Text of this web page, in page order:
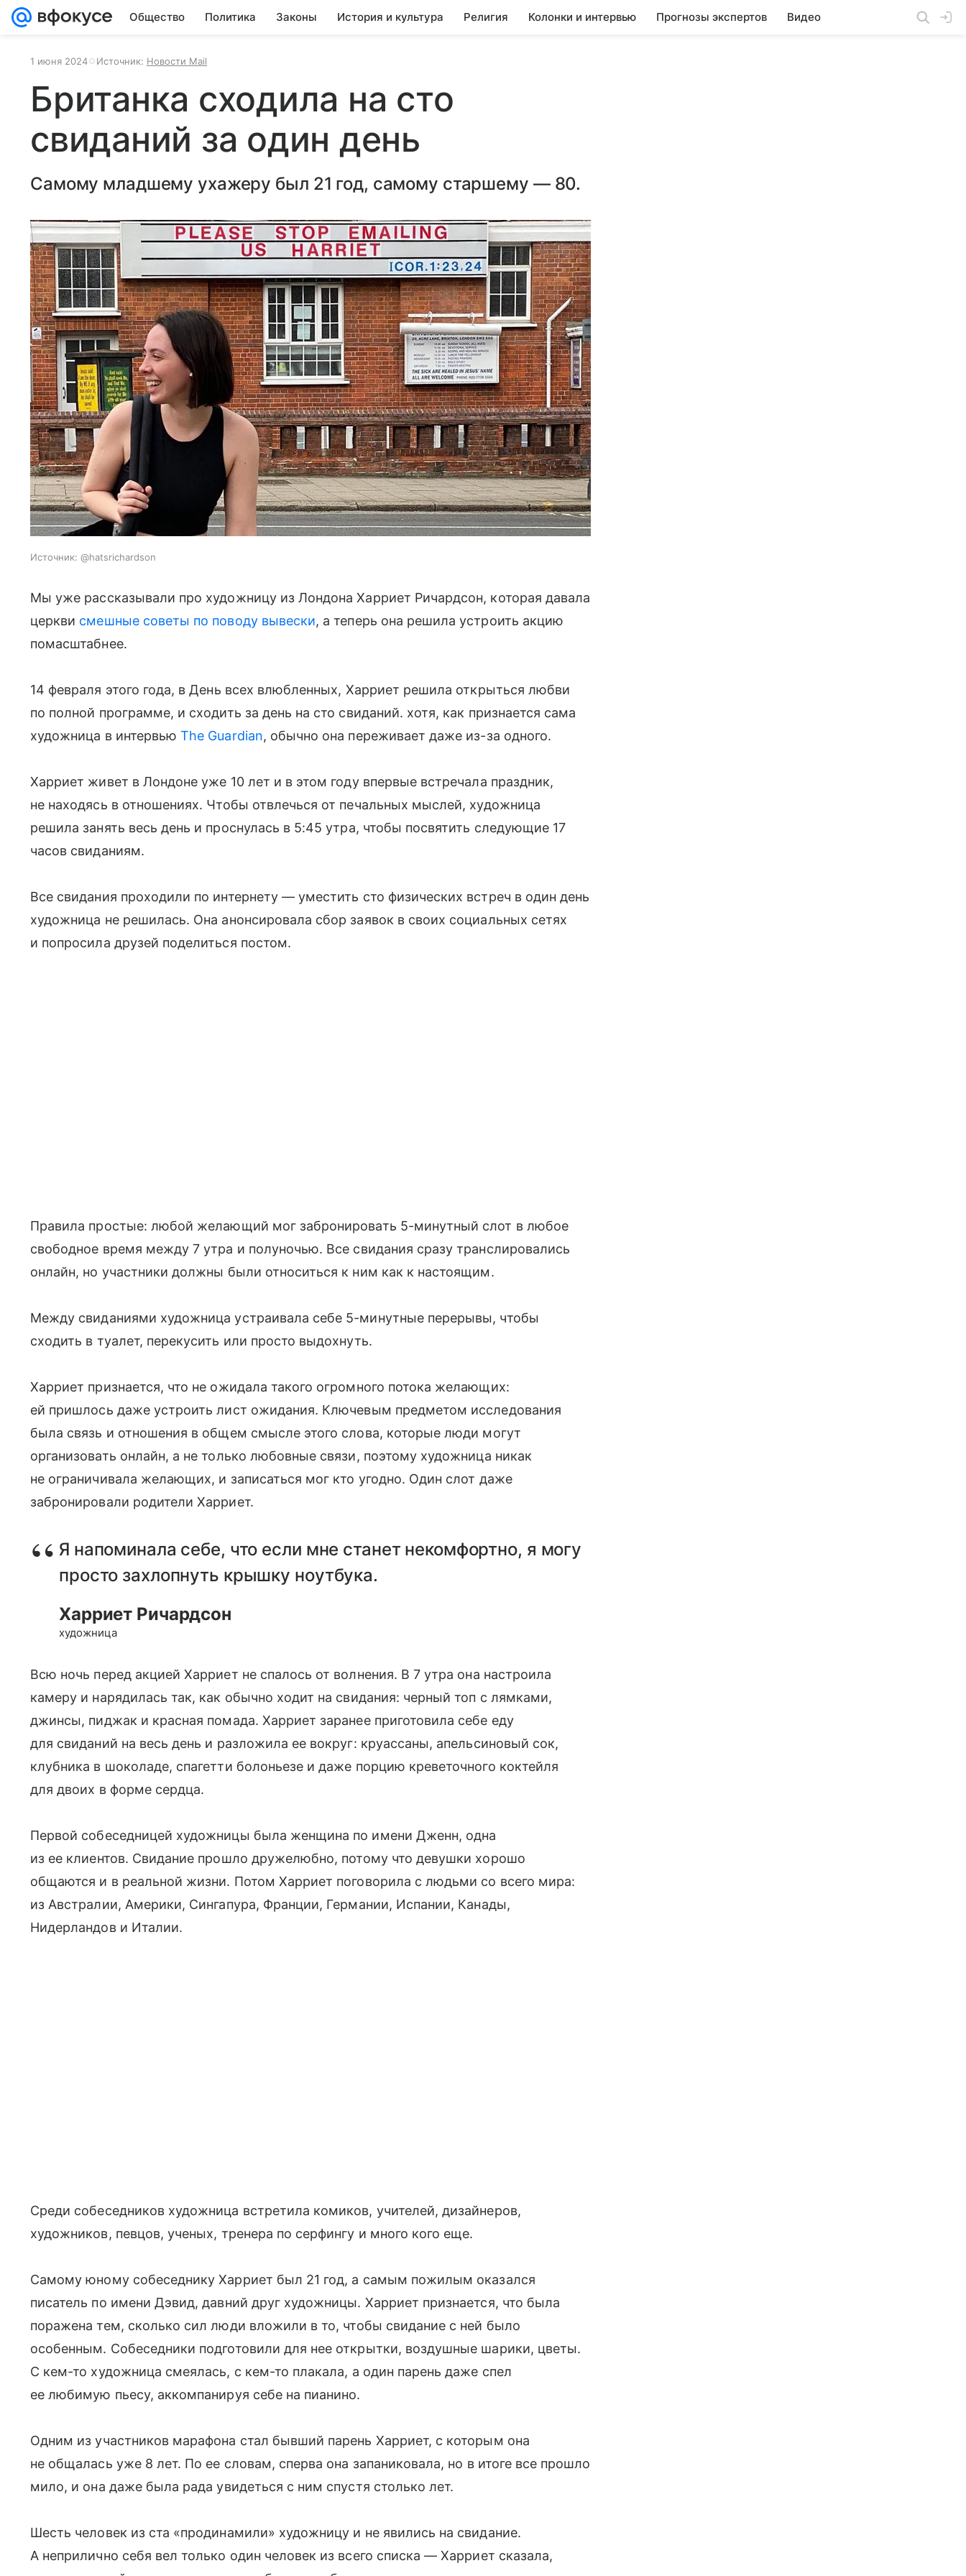
Общество Политика Законы История и культура Религия Колонки и интервью Прогнозы экспертов Видео
1 июня 2024 Источник: Новости Mail
Британка сходила на сто
свиданий за один день
Самому младшему ухажеру был 21 год, самому старшему — 80.
Источник: @hatsrichardson
Мы уже рассказывали про художницу из Лондона Харриет Ричардсон, которая давала
церкви смешные советы по поводу вывески, а теперь она решила устроить акцию
помасштабнее.
14 февраля этого года, в День всех влюбленных, Харриет решила открыться любви
по полной программе, и сходить за день на сто свиданий. хотя, как признается сама
художница в интервьюThe Guardian, обычно она переживает даже из-за одного.
Харриет живет в Лондоне уже 10 лет и в этом году впервые встречала праздник,
не находясь в отношениях. Чтобы отвлечься от печальных мыслей, художница
решила занять весь день и проснулась в 5:45 утра, чтобы посвятить следующие 17
часов свиданиям.
Все свидания проходили по интернету — уместить сто физических встреч в один день
художница не решилась. Она анонсировала сбор заявок в своих социальных сетях
и попросила друзей поделиться постом.
Правила простые: любой желающий мог забронировать 5-минутный слот в любое
свободное время между 7 утра и полуночью. Все свидания сразу транслировались
онлайн, но участники должны были относиться к ним как к настоящим.
Между свиданиями художница устраивала себе 5-минутные перерывы, чтобы
сходить в туалет, перекусить или просто выдохнуть.
Харриет признается, что не ожидала такого огромного потока желающих:
ей пришлось даже устроить лист ожидания. Ключевым предметом исследования
была связь и отношения в общем смысле этого слова, которые люди могут
организовать онлайн, а не только любовные связи, поэтому художница никак
не ограничивала желающих, и записаться мог кто угодно. Один слот даже
забронировали родители Харриет.
Я напоминала себе, что если мне станет некомфортно, я могу
просто захлопнуть крышку ноутбука.
Харриет Ричардсон
художница
Всю ночь перед акцией Харриет не спалось от волнения. В 7 утра она настроила
камеру и нарядилась так, как обычно ходит на свидания: черный топ с лямками,
джинсы, пиджак и красная помада. Харриет заранее приготовила себе еду
для свиданий на весь день и разложила ее вокруг: круассаны, апельсиновый сок,
клубника в шоколаде, спагетти болоньезе и даже порцию креветочного коктейля
для двоих в форме сердца.
Первой собеседницей художницы была женщина по имени Дженн, одна
из ее клиентов. Свидание прошло дружелюбно, потому что девушки хорошо
общаются и в реальной жизни. Потом Харриет поговорила с людьми со всего мира:
из Австралии, Америки, Сингапура, Франции, Германии, Испании, Канады,
Нидерландов и Италии.
Среди собеседников художница встретила комиков, учителей, дизайнеров,
художников, певцов, ученых, тренера по серфингу и много кого еще.
Самому юному собеседнику Харриет был 21 год, а самым пожилым оказался
писатель по имени Дэвид, давний друг художницы. Харриет признается, что была
поражена тем, сколько сил люди вложили в то, чтобы свидание с ней было
особенным. Собеседники подготовили для нее открытки, воздушные шарики, цветы.
С кем-то художница смеялась, с кем-то плакала, а один парень даже спел
ее любимую пьесу, аккомпанируя себе на пианино.
Одним из участников марафона стал бывший парень Харриет, с которым она
не общалась уже 8 лет. По ее словам, сперва она запаниковала, но в итоге все прошло
мило, и она даже была рада увидеться с ним спустя столько лет.
Шесть человек из ста «продинамили» художницу и не явились на свидание.
А неприлично себя вел только один человек из всего списка — Харриет сказала,